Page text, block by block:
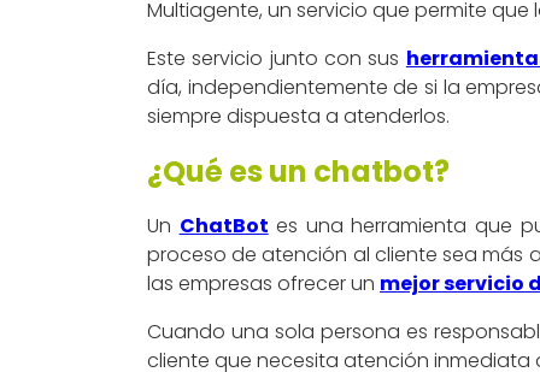
Multiagente, un servicio que permite
Este servicio junto con sus
día, independientemente de si la
siempre dispuesta a atenderlos.
¿Qué es un chatbot?
Un ChatBot es una herramienta que
proceso de atención al cliente sea más
las empresas ofrecer un mejor servicio
Cuando una sola persona es
cliente que necesita atención